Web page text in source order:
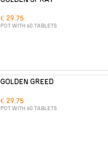
€ 29.75
POT WITH 60 TABLETS
GOLDEN GREED
€ 29.75
POT WITH 60 TABLETS